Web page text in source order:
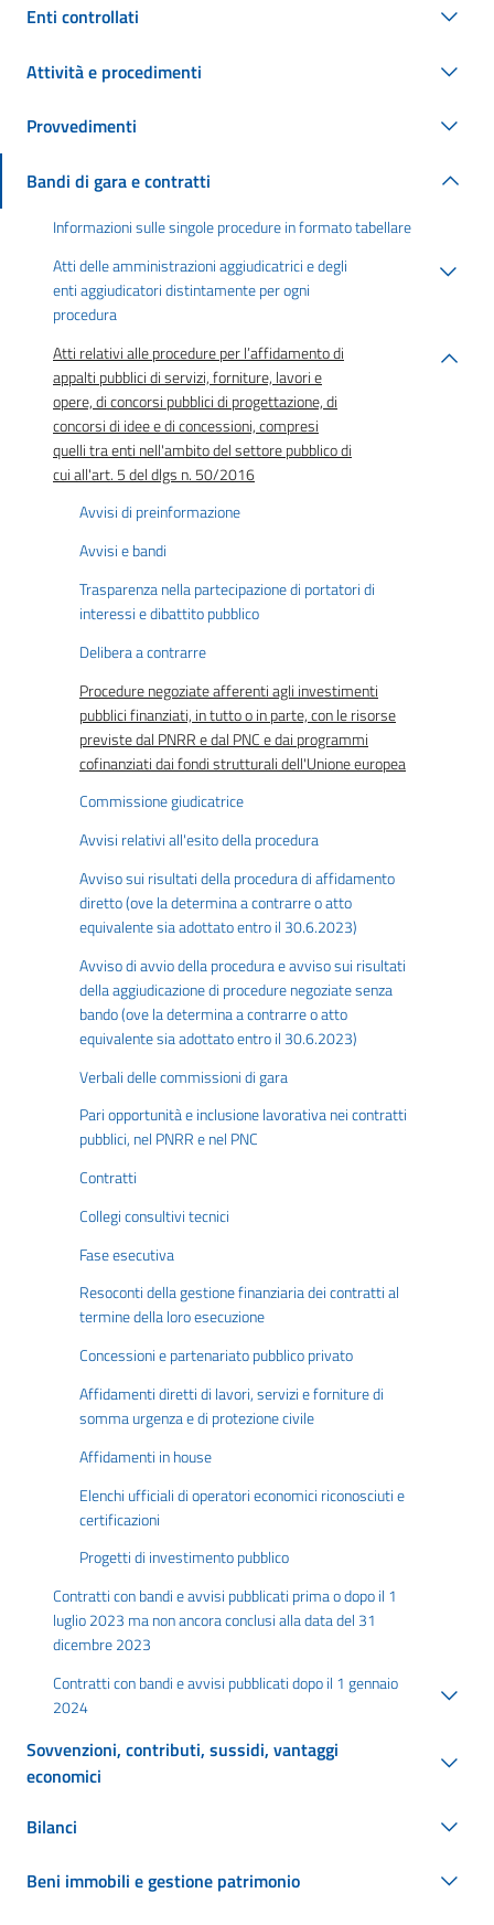
Enti controllati
Attività e procedimenti
Provvedimenti
Bandi di gara e contratti
Informazioni sulle singole procedure in formato tabellare
Atti delle amministrazioni aggiudicatrici e degli
enti aggiudicatori distintamente per ogni
procedura
Atti relativi alle procedure per l’affidamento di
appalti pubblici di servizi, forniture, lavori e
opere, di concorsi pubblici di progettazione, di
concorsi di idee e di concessioni, compresi
quelli tra enti nell'ambito del settore pubblico di
cui all'art. 5 del dlgs n. 50/2016
Avvisi di preinformazione
Avvisi e bandi
Trasparenza nella partecipazione di portatori di
interessi e dibattito pubblico
Delibera a contrarre
Procedure negoziate afferenti agli investimenti
pubblici finanziati, in tutto o in parte, con le risorse
previste dal PNRR e dal PNC e dai programmi
cofinanziati dai fondi strutturali dell'Unione europea
Commissione giudicatrice
Avvisi relativi all'esito della procedura
Avviso sui risultati della procedura di affidamento
diretto (ove la determina a contrarre o atto
equivalente sia adottato entro il 30.6.2023)
Avviso di avvio della procedura e avviso sui risultati
della aggiudicazione di procedure negoziate senza
bando (ove la determina a contrarre o atto
equivalente sia adottato entro il 30.6.2023)
Verbali delle commissioni di gara
Pari opportunità e inclusione lavorativa nei contratti
pubblici, nel PNRR e nel PNC
Contratti
Collegi consultivi tecnici
Fase esecutiva
Resoconti della gestione finanziaria dei contratti al
termine della loro esecuzione
Concessioni e partenariato pubblico privato
Affidamenti diretti di lavori, servizi e forniture di
somma urgenza e di protezione civile
Affidamenti in house
Elenchi ufficiali di operatori economici riconosciuti e
certificazioni
Progetti di investimento pubblico
Contratti con bandi e avvisi pubblicati prima o dopo il 1
luglio 2023 ma non ancora conclusi alla data del 31
dicembre 2023
Contratti con bandi e avvisi pubblicati dopo il 1 gennaio
2024
Sovvenzioni, contributi, sussidi, vantaggi
economici
Bilanci
Beni immobili e gestione patrimonio